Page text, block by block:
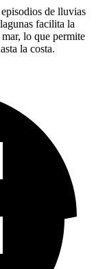
de lluvias
facilita la
lo que permite
la costa.